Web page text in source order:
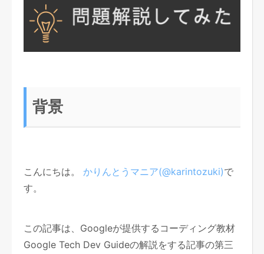
背景
こんにちは。 かりんとうマニア(@karintozuki)で
す。
この記事は、Googleが提供するコーディング教材
Google Tech Dev Guideの解説をする記事の第三